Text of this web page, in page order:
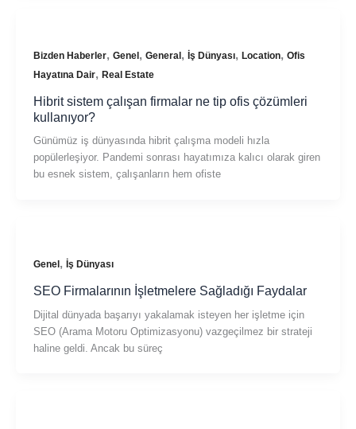
Bizden Haberler, Genel, General, İş Dünyası, Location, Ofis
Hayatına Dair, Real Estate
Hibrit sistem çalışan firmalar ne tip ofis çözümleri
kullanıyor?
Günümüz iş dünyasında hibrit çalışma modeli hızla
popülerleşiyor. Pandemi sonrası hayatımıza kalıcı olarak giren
bu esnek sistem, çalışanların hem ofiste
Genel , İş Dünyası
SEO Firmalarının İşletmelere Sağladığı Faydalar
Dijital dünyada başarıyı yakalamak isteyen her işletme için
SEO (Arama Motoru Optimizasyonu) vazgeçilmez bir strateji
haline geldi. Ancak bu süreç